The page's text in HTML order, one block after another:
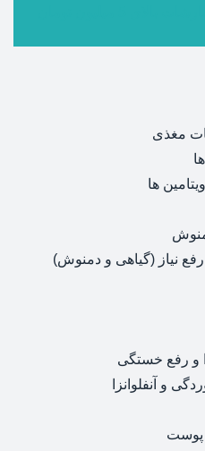
مغذی
ها
نیاز (گیاهی و دمنوش)
و رفع خستگی
و آنفلوانزا
پوست